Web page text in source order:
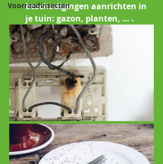
Voorraadinsecten
beschadigingen aanrichten in
je tuin: gazon, planten, … .